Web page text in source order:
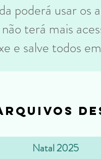
poderá usar os
terá mais
e salve todos
Natal 2025